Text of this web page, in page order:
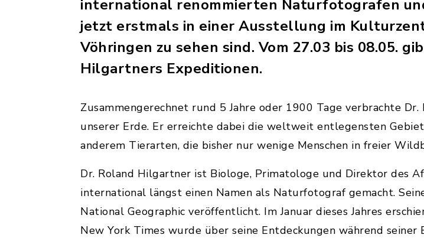
international renommierten Naturfotografen
jetzt erstmals in einer Ausstellung im
Vöhringen zu sehen sind. Vom 27.03 bis 08.05.
Hilgartners Expeditionen.
Zusammengerechnet rund 5 Jahre oder 1900 Tage verbrachte
unserer Erde. Er erreichte dabei die weltweit entlegensten
anderem Tierarten, die bisher nur wenige Menschen in freier
Dr. Roland Hilgartner ist Biologe, Primatologe und Direktor des
international längst einen Namen als Naturfotograf gemacht.
National Geographic veröffentlicht. Im Januar dieses Jahres
New York Times wurde über seine Entdeckungen während